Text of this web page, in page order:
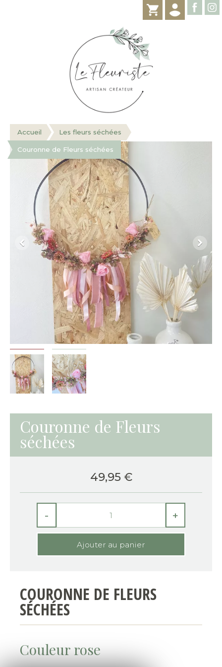
Accueil Les fleurs séchées
Couronne de Fleurs séchées
Couronne de Fleurs
séchées
49,95 €
- +
COURONNE DE FLEURS
SÉCHÉES
Couleur rose